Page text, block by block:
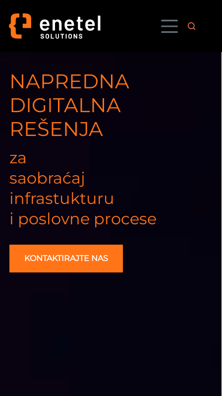
content
NAPREDNA
DIGITALNA
REŠENJA
za
saobraćaj
infrastukturu
i poslovne procese
KONTAKTIRAJTE NAS